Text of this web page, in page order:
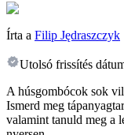
Írta a Filip Jędraszczyk
Utolsó frissítés
A húsgombócok sok
Ismerd meg
valamint tanuld meg a